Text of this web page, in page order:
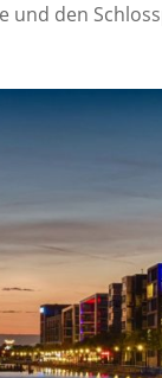
und den